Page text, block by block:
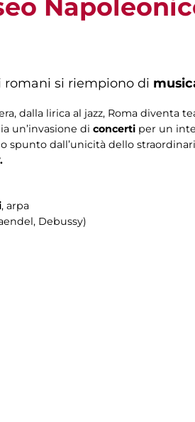
romani si riempiono di
dalla lirica al jazz, Roma diventa
un’invasione di concerti per un
spunto dall’unicità dello
, arpa
Debussy)